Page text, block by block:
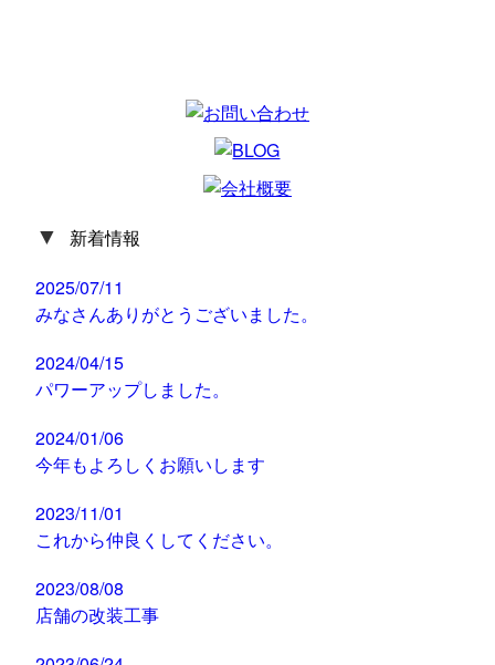
▼ 新着情報
2025/07/11
みなさんありがとうございました。
2024/04/15
パワーアップしました。
2024/01/06
今年もよろしくお願いします
2023/11/01
これから仲良くしてください。
2023/08/08
店舗の改装工事